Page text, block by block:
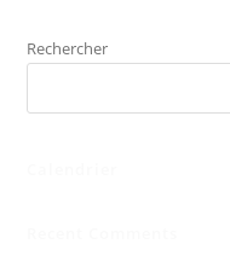
Rechercher